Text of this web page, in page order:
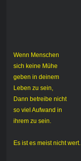
Wenn Menschen
sich keine Mühe
geben in deinem
Leben zu sein,
Dann betreibe nicht
so viel Aufwand in
ihrem zu sein.
Es ist es meist nicht wert.